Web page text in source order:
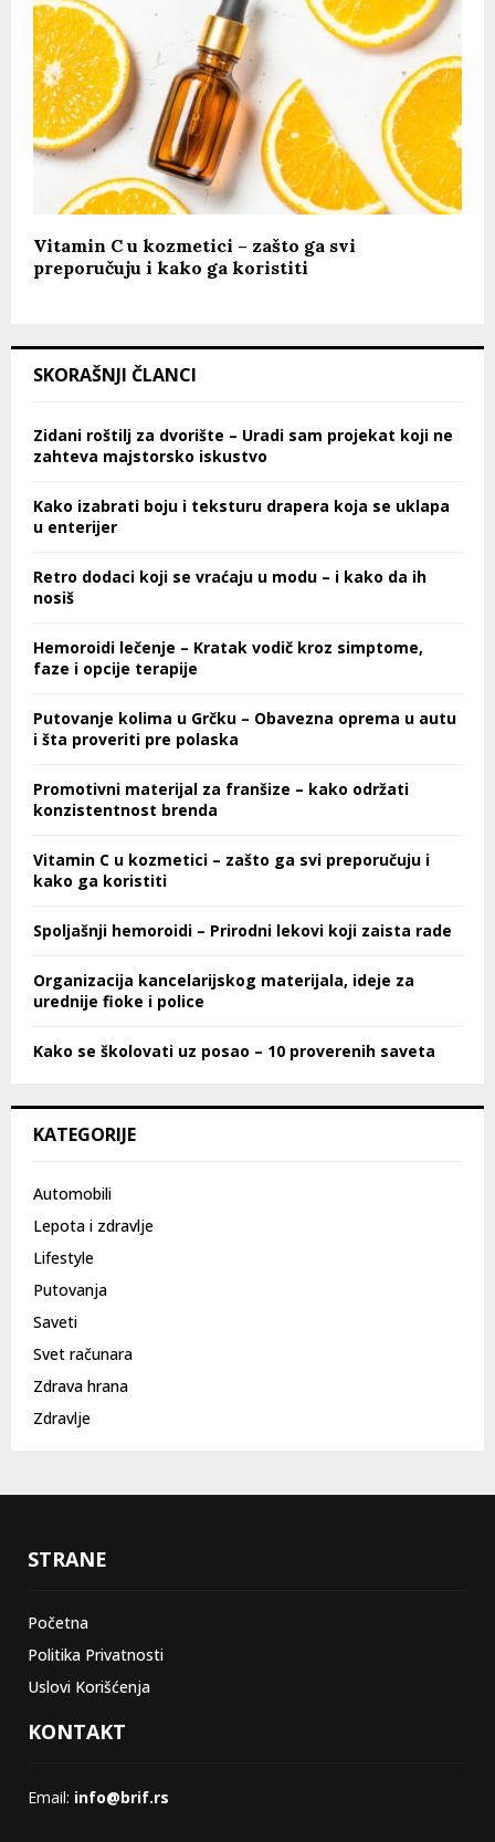
Vitamin C u kozmetici – zašto ga svi
preporučuju i kako ga koristiti
SKORAŠNJI ČLANCI
Zidani roštilj za dvorište – Uradi sam projekat koji ne
zahteva majstorsko iskustvo
Kako izabrati boju i teksturu drapera koja se uklapa
u enterijer
Retro dodaci koji se vraćaju u modu – i kako da ih
nosiš
Hemoroidi lečenje – Kratak vodič kroz simptome,
faze i opcije terapije
Putovanje kolima u Grčku – Obavezna oprema u autu
i šta proveriti pre polaska
Promotivni materijal za franšize – kako održati
konzistentnost brenda
Vitamin C u kozmetici – zašto ga svi preporučuju i
kako ga koristiti
Spoljašnji hemoroidi – Prirodni lekovi koji zaista rade
Organizacija kancelarijskog materijala, ideje za
urednije fioke i police
Kako se školovati uz posao – 10 proverenih saveta
KATEGORIJE
Automobili
Lepota i zdravlje
Lifestyle
Putovanja
Saveti
Svet računara
Zdrava hrana
Zdravlje
STRANE
Početna
Politika Privatnosti
Uslovi Korišćenja
KONTAKT
Email: info@brif.rs